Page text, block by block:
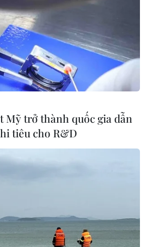
Mỹ trở thành quốc gia dẫn
tiêu cho R&D